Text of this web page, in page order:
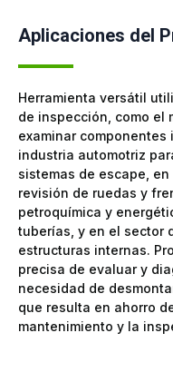
Aplicaciones del
Herramienta versátil
de inspección, como el
examinar
industria automotriz
sistemas de escape,
revisión de ruedas y
petroquímica y
tuberías, y en el sector
estructuras internas.
precisa de evaluar y
necesidad de
que resulta en ahorro
mantenimiento y la